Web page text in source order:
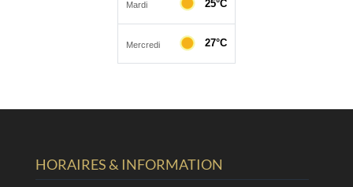
HORAIRES & INFORMATION